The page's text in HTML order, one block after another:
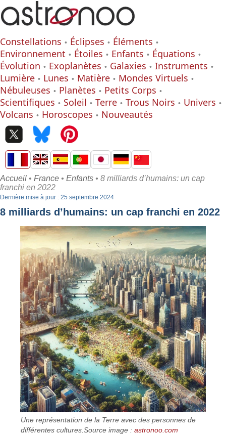
Constellations Éclipses
Éléments
Environnement
Étoiles Enfants
Équations
Évolution
Exoplanètes Galaxies
Instruments
Lumière
Lunes Matière
Mondes Virtuels
Nébuleuses
Planètes
Petits Corps
Scientifiques
Soleil Terre Trous Noirs
Univers
Volcans
Horoscopes Nouveautés
Accueil • France • Enfants • 8 milliards d’humains: un cap
franchi en 2022
Dernière mise à jour : 25 septembre 2024
8 milliards d’humains: un cap franchi en 2022
Une représentation de la Terre avec des personnes de
différentes cultures.Source image :astronoo.com